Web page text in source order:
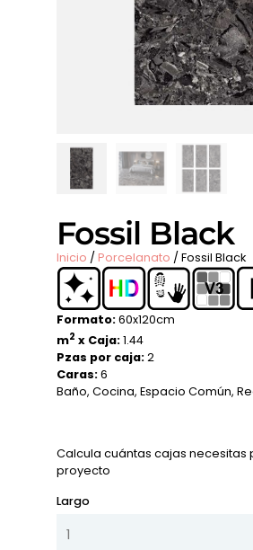
Fossil Black
Inicio / Porcelanato / Fossil Black
Formato:60x120cm
m2 x Caja:1.44
Pzas por caja:2
Caras:6
Baño, Cocina, Espacio Común,
Calcula cuántas cajas necesitas
proyecto
Largo